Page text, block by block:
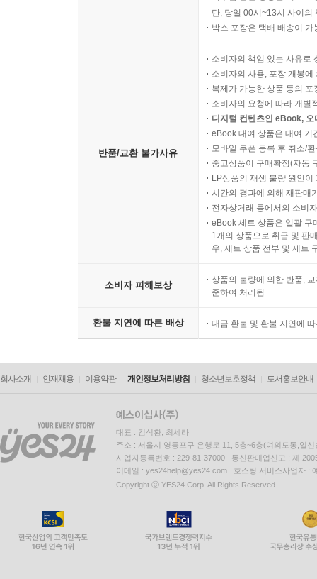
단, 당일 00시~13시 사이의
박스 포장은 택배 배송이
반품/교환 불가사유
소비자의 책임 있는 사유로
소비자의 사용, 포장 개봉
복제가 가능한 상품 등의
소비자의 요청에 따라 개별
디지털 컨텐츠인 eBook,
eBook 대여 상품은 대여 기
모바일 쿠폰 등록 후 취소/
중고상품이 구매확정(자동
LP상품의 재생 불량 원인
시간의 경과에 의해 재판매
전자상거래 등에서의 소비
eBook 세트 상품은 일괄 구
1개의 상품으로 취급 및 판
우, 세트 상품 전부 및 세트
소비자 피해보상
상품의 불량에 의한 반품,
준하여 처리됨
환불 지연에 따른 배상 대금 환불 및 환불 지연에
회사소개 인재채용 이용약관 개인정보처리방침 청소년보호정책 도서홍보안내
대표 : 김석환, 최세라
주소 : 서울시 영등포구 은행로 11, 5층~6층(여의도동,일신
사업자등록번호 : 229-81-37000 통신판매업신고 : 제
이메일 : yes24help@yes24.com 호스팅 서비스사업자 :
Copyright ⓒ YES24 Corp. All Rights Reserved.